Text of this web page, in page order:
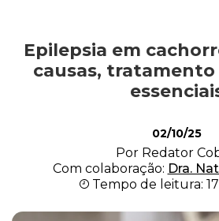
Alimentação
Filhotes
Epilepsia em
causas, tratamento
02/10/25
Por Redator
Com colaboração: Dra.
Tempo de leitura: